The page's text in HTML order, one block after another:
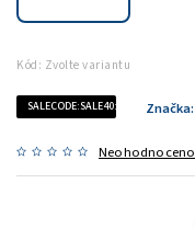
Kód: Zvolte variantu
SALECODE:SALE40:40:%
Neohodnoceno
Značka: